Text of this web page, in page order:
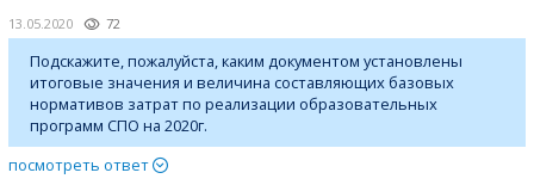
13.05.2020 72
Подскажите, пожалуйста, каким документом установлены
итоговые значения и величина составляющих базовых
нормативов затрат по реализации образовательных
программ СПО на 2020г.
посмотреть ответ